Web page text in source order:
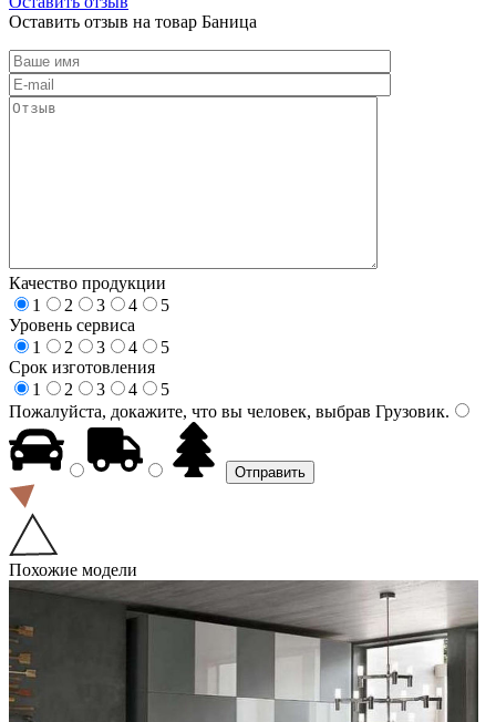
Оставить отзыв на товар Баница
Качество продукции
1
2 3 4
5
Уровень сервиса
1
2 3 4
5
Срок изготовления
1
2 3 4
5
Пожалуйста, докажите, что вы человек, выбрав Грузовик.
Похожие модели